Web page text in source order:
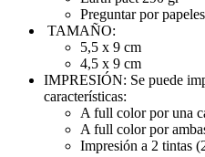
Preguntar por
TAMAÑO:
5,5 x 9 cm
4,5 x 9 cm
IMPRESIÓN: Se puede
características:
A full color por una
A full color por
Impresión a 2 tintas